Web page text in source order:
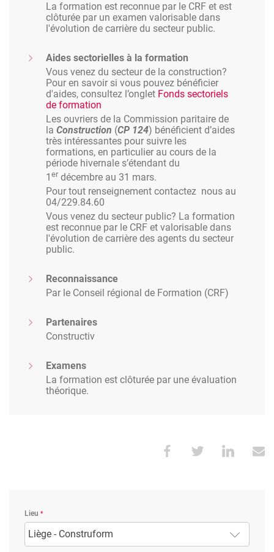
La formation est reconnue par le CRF et est
clôturée par un examen valorisable dans
l'évolution de carrière du secteur public.
Aides sectorielles à la formation
Vous venez du secteur de la construction?
Pour en savoir si vous pouvez bénéficier
d'aides, consultez l’onglet Fonds sectoriels
de formation
Les ouvriers de la Commission paritaire de
la Construction (CP 124) bénéficient d’aides
très intéressantes pour suivre les
formations, en particulier au cours de la
période hivernale s’étendant du
1 er décembre au 31 mars.
Pour tout renseignement contactez nous au
04/229.84.60
Vous venez du secteur public? La formation
est reconnue par le CRF et valorisable dans
l'évolution de carrière des agents du secteur
public.
Reconnaissance
Par le Conseil régional de Formation (CRF)
Partenaires
Constructiv
Examens
La formation est clôturée par une évaluation
théorique.
Lieu
Liège - Construform